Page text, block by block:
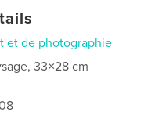
et de photographie
33×28 cm